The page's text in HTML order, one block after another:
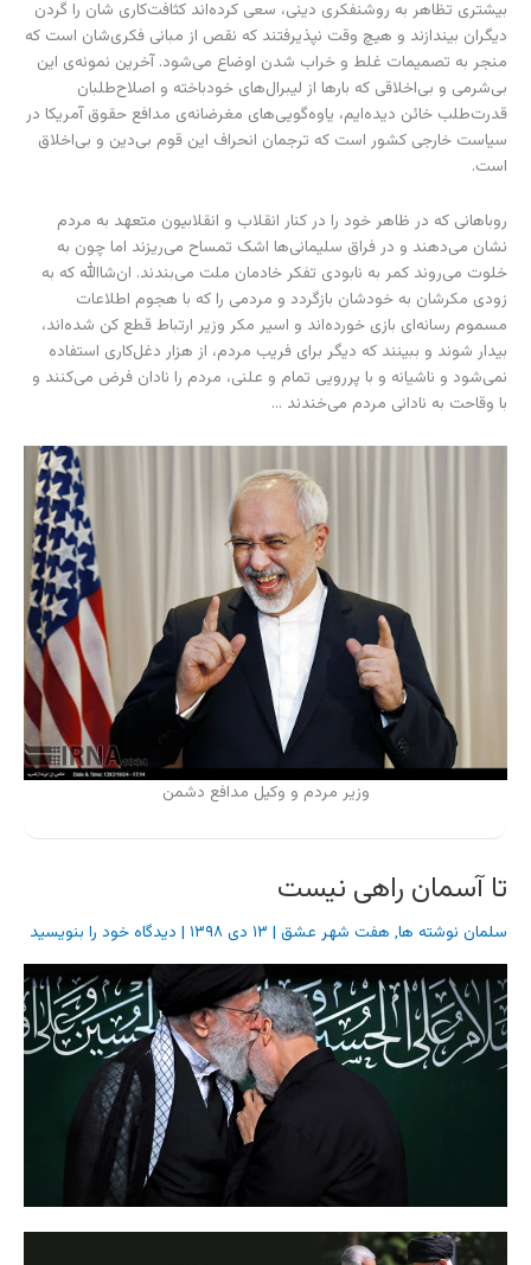
بیشتری تظاهر به روشنفکری دینی، سعی کرده‌اند کثافت‌کاری شان را گردن
دیگران بیندازند و هیچ وقت نپذیرفتند که نقص از مبانی فکری‌شان است که
منجر به تصمیمات غلط و خراب شدن اوضاع می‌شود. آخرین نمونه‌ی این
بی‌شرمی و بی‌اخلاقی که بارها از لیبرال‌های خودباخته و اصلاح‌طلبان
قدرت‌طلب خائن دیده‌ایم، یاوه‌گویی‌های مغرضانه‌ی مدافع حقوق آمریکا در
سیاست خارجی کشور است که ترجمان انحراف این قوم بی‌دین و بی‌اخلاق
است.
روباهانی که در ظاهر خود را در کنار انقلاب و انقلابیون متعهد به مردم
نشان می‌دهند و در فراق سلیمانی‌ها اشک تمساح می‌ریزند اما چون به
خلوت می‌روند کمر به نابودی تفکر خادمان ملت می‌بندند. ان‌شاالله که به
زودی مکرشان به خودشان بازگردد و مردمی را که با هجوم اطلاعات
مسموم رسانه‌ای بازی خورده‌اند و اسیر مکر وزیر ارتباط قطع کن شده‌اند،
بیدار شوند و ببینند که دیگر برای فریب مردم، از هزار دغل‌کاری استفاده
نمی‌شود و ناشیانه و با پررویی تمام و علنی، مردم را نادان فرض می‌کنند و
با وقاحت به نادانی مردم می‌خندند …
وزیر مردم و وکیل مدافع دشمن
تا آسمان راهی نیست
سلمان نوشته ها, هفت شهر عشق | ۱۳ دی ۱۳۹۸ | دیدگاه‌ خود را بنویسید